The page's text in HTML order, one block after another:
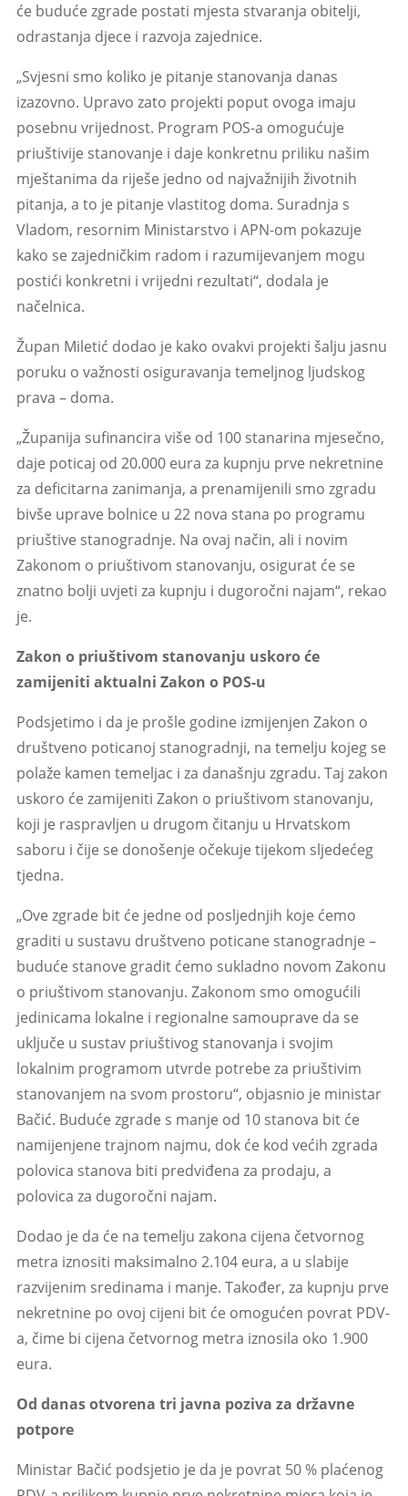
će buduće zgrade postati mjesta stvaranja obitelji,
odrastanja djece i razvoja zajednice.
„Svjesni smo koliko je pitanje stanovanja danas
izazovno. Upravo zato projekti poput ovoga imaju
posebnu vrijednost. Program POS-a omogućuje
priuštivije stanovanje i daje konkretnu priliku našim
mještanima da riješe jedno od najvažnijih životnih
pitanja, a to je pitanje vlastitog doma. Suradnja s
Vladom, resornim Ministarstvo i APN-om pokazuje
kako se zajedničkim radom i razumijevanjem mogu
postići konkretni i vrijedni rezultati“, dodala je
načelnica.
Župan Miletić dodao je kako ovakvi projekti šalju jasnu
poruku o važnosti osiguravanja temeljnog ljudskog
prava – doma.
„Županija sufinancira više od 100 stanarina mjesečno,
daje poticaj od 20.000 eura za kupnju prve nekretnine
za deficitarna zanimanja, a prenamijenili smo zgradu
bivše uprave bolnice u 22 nova stana po programu
priuštive stanogradnje. Na ovaj način, ali i novim
Zakonom o priuštivom stanovanju, osigurat će se
znatno bolji uvjeti za kupnju i dugoročni najam“, rekao
je.
Zakon o priuštivom stanovanju uskoro će
zamijeniti aktualni Zakon o POS-u
Podsjetimo i da je prošle godine izmijenjen Zakon o
društveno poticanoj stanogradnji, na temelju kojeg se
polaže kamen temeljac i za današnju zgradu. Taj zakon
uskoro će zamijeniti Zakon o priuštivom stanovanju,
koji je raspravljen u drugom čitanju u Hrvatskom
saboru i čije se donošenje očekuje tijekom sljedećeg
tjedna.
„Ove zgrade bit će jedne od posljednjih koje ćemo
graditi u sustavu društveno poticane stanogradnje –
buduće stanove gradit ćemo sukladno novom Zakonu
o priuštivom stanovanju. Zakonom smo omogućili
jedinicama lokalne i regionalne samouprave da se
uključe u sustav priuštivog stanovanja i svojim
lokalnim programom utvrde potrebe za priuštivim
stanovanjem na svom prostoru“, objasnio je ministar
Bačić. Buduće zgrade s manje od 10 stanova bit će
namijenjene trajnom najmu, dok će kod većih zgrada
polovica stanova biti predviđena za prodaju, a
polovica za dugoročni najam.
Dodao je da će na temelju zakona cijena četvornog
metra iznositi maksimalno 2.104 eura, a u slabije
razvijenim sredinama i manje. Također, za kupnju prve
nekretnine po ovoj cijeni bit će omogućen povrat PDV-
a, čime bi cijena četvornog metra iznosila oko 1.900
eura.
Od danas otvorena tri javna poziva za državne
potpore
Ministar Bačić podsjetio je da je povrat 50 % plaćenog